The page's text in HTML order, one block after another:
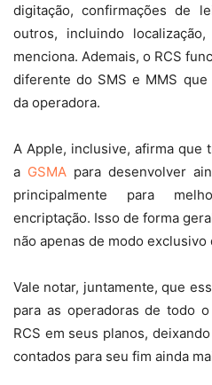
digitação, confirmações de
outros, incluindo
menciona. Ademais, o RCS
diferente do SMS e MMS
da operadora.
A Apple, inclusive, afirma que
a GSMA para desenvolver
principalmente para
encriptação. Isso de forma
não apenas de modo
Vale notar, juntamente, que
para as operadoras de todo
RCS em seus planos,
contados para seu fim ainda